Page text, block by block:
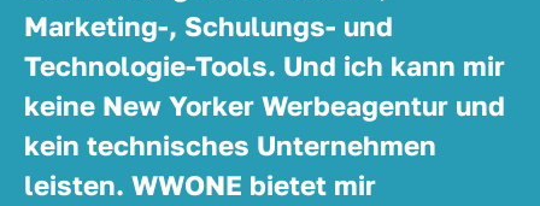
Marketing-, Schulungs- und
Technologie-Tools. Und ich kann mir
keine New Yorker Werbeagentur und
kein technisches Unternehmen
leisten. WWONE bietet mir